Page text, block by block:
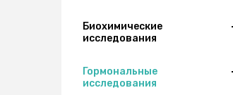
Биохимические
исследования
Гормональные
исследования